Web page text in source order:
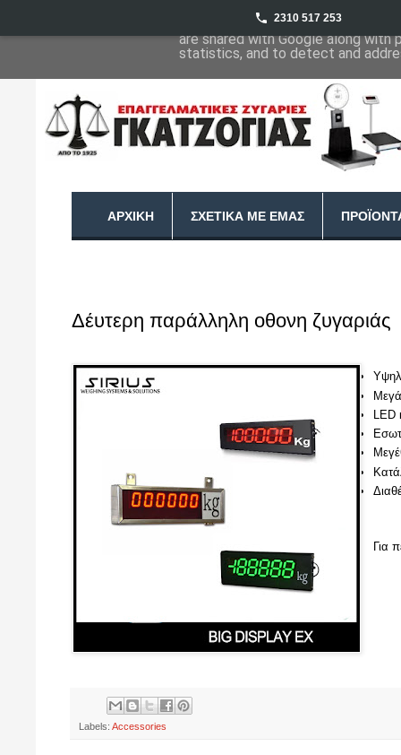
ΑΡΧΙΚΉ ΣΧΕΤΙΚΆ ΜΕ ΕΜΆΣ
2310 517 253
Δέυτερη παράλληλη οθονη ζυγαριάς
Για
Labels: Accessories
This site uses cookies from
are shared with Google along
statistics, and to detect and